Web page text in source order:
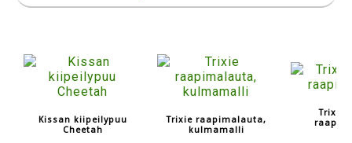
Kissan kiipeilypuu
Cheetah
Trixie raapimalauta,
kulmamalli
Trixie